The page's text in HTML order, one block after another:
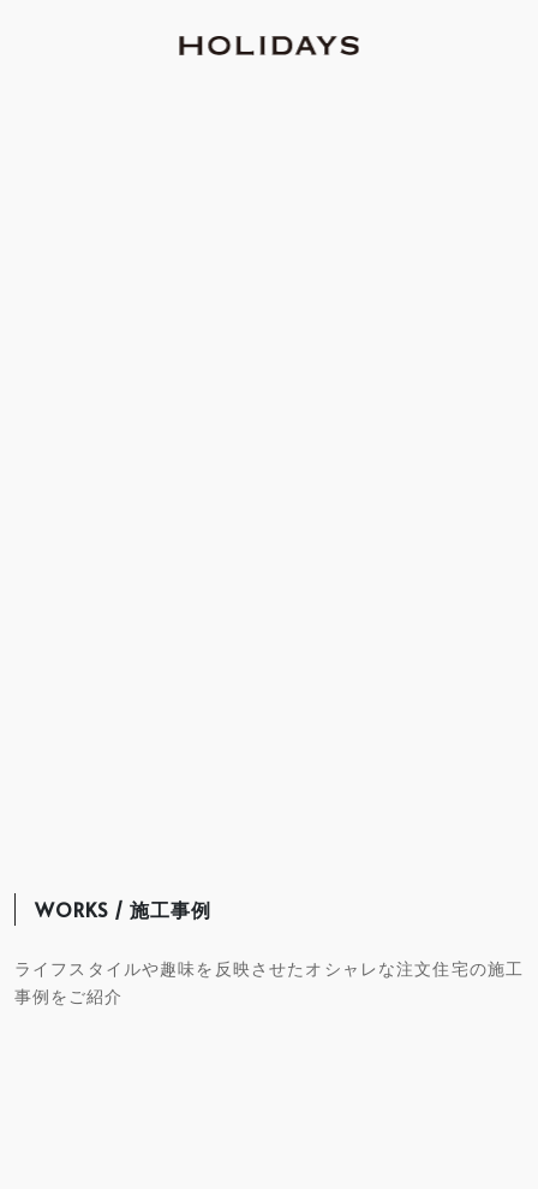
WORKS / 施工事例
ライフスタイルや趣味を反映させたオシャレな注文住宅の施工
事例をご紹介